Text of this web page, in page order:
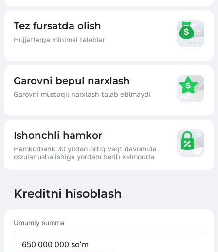
Tez fursatda olish
Hujjatlarga minimal talablar
Garovni bepul narxlash
Garovni mustaqil narxlash talab etilmaydi
Ishonchli hamkor
Hamkorbank 30 yildan ortiq vaqt davomida
orzular ushalishiga yordam berib kelmoqda
Kreditni hisoblash
Umumiy summa